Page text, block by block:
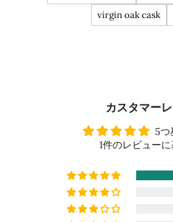
virgin oak cask
カスタマー
5つ
1件のレビューに